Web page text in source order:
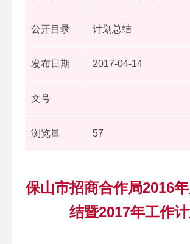
公开目录 计划总结
发布日期 2017-04-14
文号
浏览量 57
保山市招商合作局2016
结暨2017年工作计